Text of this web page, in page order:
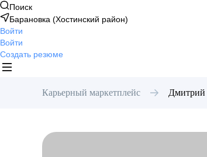
Поиск
Барановка (Хостинский район)
Войти
Войти
Создать резюме
Карьерный маркетплейс Дмитрий